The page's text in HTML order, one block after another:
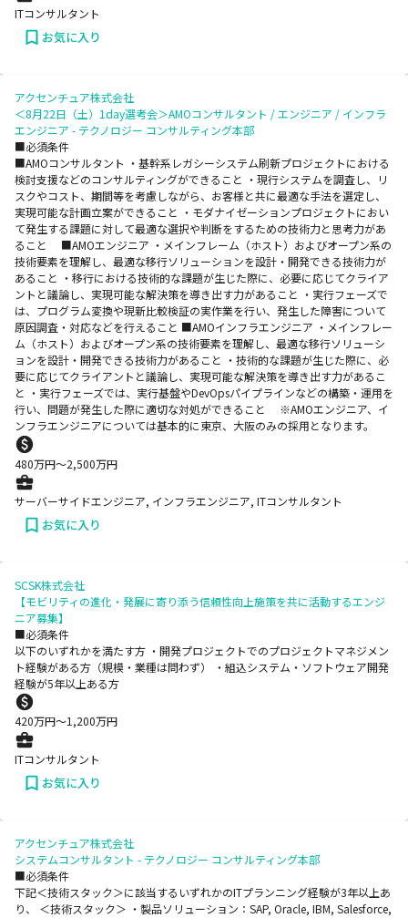
ITコンサルタント
お気に入り
アクセンチュア株式会社
＜8月22日（土）1day選考会＞AMOコンサルタント / エンジニア / インフラ
エンジニア - テクノロジー コンサルティング本部
■必須条件
■AMOコンサルタント ・基幹系レガシーシステム刷新プロジェクトにおける
検討支援などのコンサルティングができること ・現行システムを調査し、リ
スクやコスト、期間等を考慮しながら、お客様と共に最適な手法を選定し、
実現可能な計画立案ができること ・モダナイゼーションプロジェクトにおい
て発生する課題に対して最適な選択や判断をするための技術力と思考力があ
ること ■AMOエンジニア ・メインフレーム（ホスト）およびオープン系の
技術要素を理解し、最適な移行ソリューションを設計・開発できる技術力が
あること ・移行における技術的な課題が生じた際に、必要に応じてクライア
ントと議論し、実現可能な解決策を導き出す力があること ・実行フェーズで
は、プログラム変換や現新比較検証の実作業を行い、発生した障害について
原因調査・対応などを行えること ■AMOインフラエンジニア ・メインフレー
ム（ホスト）およびオープン系の技術要素を理解し、最適な移行ソリューシ
ョンを設計・開発できる技術力があること ・技術的な課題が生じた際に、必
要に応じてクライアントと議論し、実現可能な解決策を導き出す力があるこ
と ・実行フェーズでは、実行基盤やDevOpsパイプラインなどの構築・運用を
行い、問題が発生した際に適切な対処ができること ※AMOエンジニア、イ
ンフラエンジニアについては基本的に東京、大阪のみの採用となります。
480万円〜2,500万円
サーバーサイドエンジニア, インフラエンジニア, ITコンサルタント
お気に入り
SCSK株式会社
【モビリティの進化・発展に寄り添う信頼性向上施策を共に活動するエンジ
ニア募集】
■必須条件
以下のいずれかを満たす方 ・開発プロジェクトでのプロジェクトマネジメン
ト経験がある方（規模・業種は問わず） ・組込システム・ソフトウェア開発
経験が5年以上ある方
420万円〜1,200万円
ITコンサルタント
お気に入り
アクセンチュア株式会社
システムコンサルタント - テクノロジー コンサルティング本部
■必須条件
下記＜技術スタック＞に該当するいずれかのITプランニング経験が3年以上あ
り、 ＜技術スタック＞ ・製品ソリューション：SAP, Oracle, IBM, Salesforce,